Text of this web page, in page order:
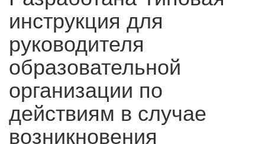
инструкция для
руководителя
образовательной
организации по
действиям в случае
возникновения